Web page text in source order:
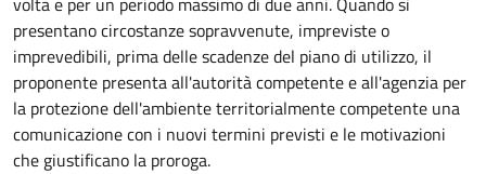
presentano circostanze sopravvenute, impreviste o
imprevedibili, prima delle scadenze del piano di utilizzo, il
proponente presenta all'autorità competente e all'agenzia per
la protezione dell'ambiente territorialmente competente una
comunicazione con i nuovi termini previsti e le motivazioni
che giustificano la proroga.